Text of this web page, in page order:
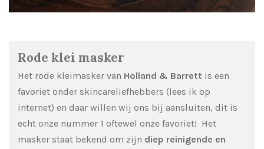
Rode klei masker
Het rode kleimasker van Holland & Barrett is een
favoriet onder skincareliefhebbers (lees ik op
internet) en daar willen wij ons bij aansluiten, dit is
echt onze nummer 1 oftewel onze favoriet! Het
masker staat bekend om zijn diep reinigende en